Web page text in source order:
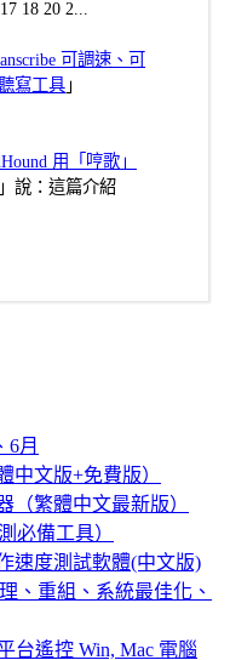
18 20 2...
可調速、可
寫工具 」
用「哼歌」
」說：這篇介紹
6月
中文版+免費版）
（繁體中文最新版）
必備工具）
速度測試軟體(中文版)
、重組、系統最佳化、
台遙控 Win, Mac 電腦